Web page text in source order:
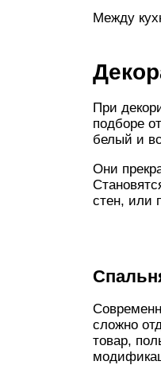
Между
При
подборе
белый и
Они
стен, или
сложно
товар,